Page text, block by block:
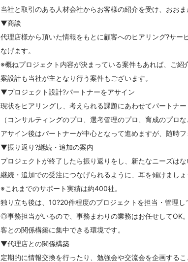
当社と取引のある人材会社からお客様の紹介を受け、おおま
▼商談
代理店様から頂いた情報をもとに顧客へのヒアリング?サー
なげます。
※概ねプロジェクト内容が決まっている案件もあれば、ご紹
案設計も当社が主となり行う案件もございます。
▼プロジェクト設計?パートナーをアサイン
現状をヒアリングし、考えられる課題にあわせてパートナー
（コンサルティングのプロ、選考管理のプロ、育成のプロな
アサイン後はパートナーが中心となって進めますが、随時フ
▼振り返り?継続・追加の案内
プロジェクトが終了したら振り返りをし、新たなニーズはな
継続・追加での受注につなげられるように、耳を傾けましょ
※これまでのサポート実績は約400社。
独り立ち後は、10?20件程度のプロジェクトを担当・管理し
◎事務担当がいるので、事務まわりの業務はお任せしてOK
客との関係構築に集中できる環境です。
▼代理店との関係構築
定期的に情報交換を行ったり、勉強会や交流会を企画する